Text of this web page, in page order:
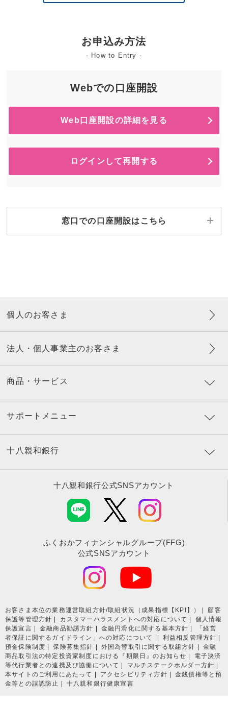
お申込み方法
- How to Entry -
Webでの口座開設
Web口座開設の詳細を見る
ログインして再開する
窓口での口座開設はこちら
＜法人＞
(1) 法人の履歴事項全部証明書（発行後3ヶ月以内のも
の）
(3) 取引担当者（ご来店者）の方の公的な本人確認資料
カード
(6) （代表者、実質的支配者の方が外国人のお客さまの
（写し）
[その他ご提出いただく資料]]
(7) 事業内容がわかる資料（決算書、契約書、受注書、
(8) （許認可、届出が必要な業種の場合）許認可証、届
出書、（申請中の場合）申請書（写し）
(9) 取引時確認事項申告書（当行制定の書式にご記入く
(10) 口座開設依頼書（法人用①、②）（当行制定の書式
(11) （外国為替取引を予定されている場合）外国為替取
引シート（当行制定の書式 にご記入ください）
＜個人事業主＞
[公的書類]
(1)ご本人さまの公的な本人確認書類（原本）
個人のお客さま
法人・個人事業主のお客さま
商品・サービス
サポートメニュー
十八親和銀行
十八親和銀行公式SNSアカウント
ふくおかフィナンシャルグループ(FFG)
公式SNSアカウント
お客さま本位の業務運営取組⽅針/取組状況（成果指標【KPI】）
顧客
保護等管理方針
カスタマーハラスメントへの対応について
個人情報
保護宣言
金融商品勧誘方針 金融円滑化に関する基本方針
「経営
者保証に関するガイドライン」への対応について
利益相反管理方針
預金保険制度
保険募集指針 外国為替取引に関する取組方針
金融
商品取引法の特定投資家制度における『期限日』のお知らせ
電子決済
等代行業者との連携及び協働について
マルチステークホルダー方針
本サイトのご利用にあたって
アクセシビリティ方針
金銭債権等と預
金等との誤認防止
十八親和銀行健康宣言